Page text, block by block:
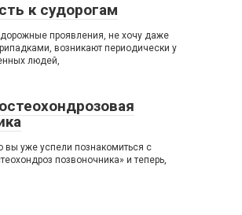
к судорогам
проявления, не хочу даже
возникают периодически у
людей,
вы уже успели познакомиться с
позвоночника» и теперь,